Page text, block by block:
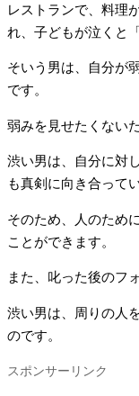
レストランで、料理
れ、子どもが泣くと
そいう男は、自分が
です。
弱みを見せたくない
渋い男は、自分に対
も真剣に向き合って
そのため、人のため
ことができます。
また、叱った後のフ
渋い男は、周りの人
のです。
スポンサーリンク